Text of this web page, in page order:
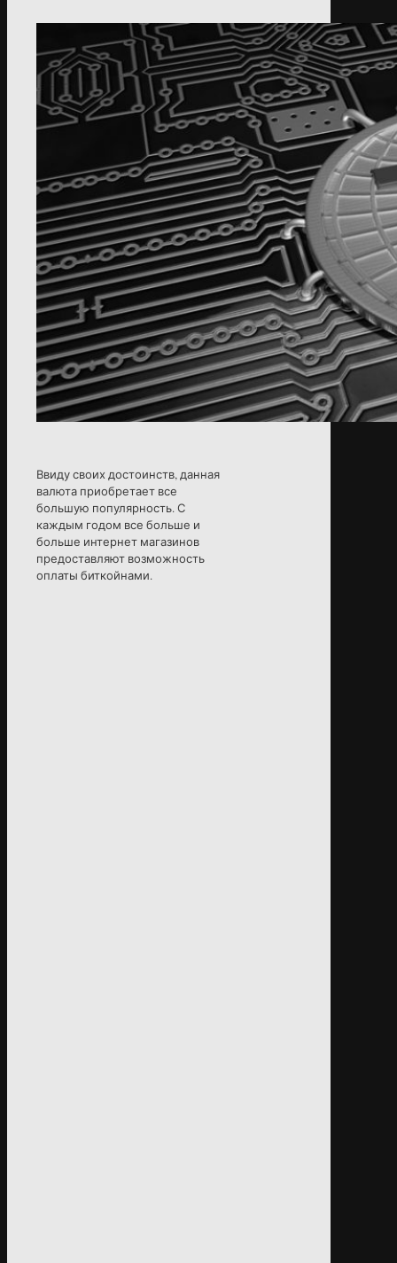
Ввиду своих достоинств, данная
валюта приобретает все
большую популярность. С
каждым годом все больше и
больше интернет магазинов
предоставляют возможность
оплаты биткойнами.